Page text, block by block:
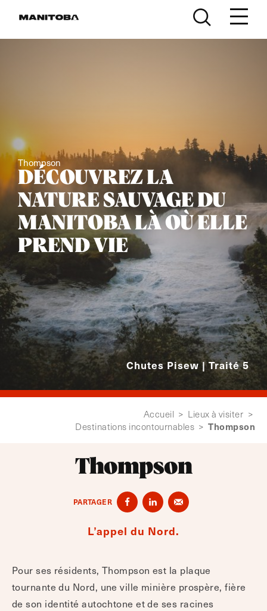
Thompson
DÉCOUVREZ LA
NATURE SAUVAGE DU
MANITOBA LÀ OÙ ELLE
PREND VIE
Chutes Pisew | Traité 5
Accueil > Lieux à visiter >
Destinations incontournables > Thompson
Thompson
PARTAGER
L’appel du Nord.
Pour ses résidents, Thompson est la plaque
tournante du Nord, une ville minière prospère, fière
de son identité autochtone et de ses racines